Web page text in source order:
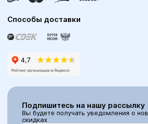
Способы доставки
Подпишитесь на нашу рассылку
Вы будете получать уведомления о
скидках